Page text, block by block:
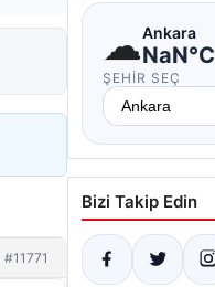
#11771
☁Ankara
NaN°C
ŞEHIR SEÇ
Bizi Takip Edin